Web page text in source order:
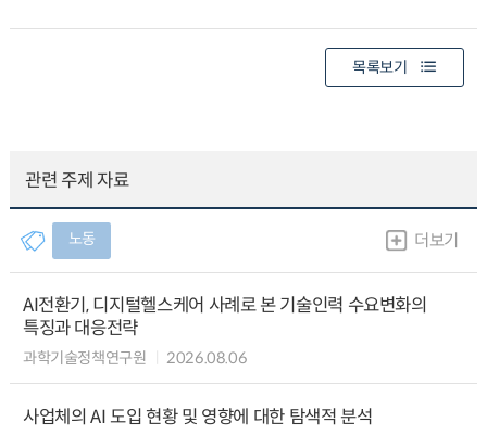
목록보기
관련 주제 자료
노동 더보기
AI전환기, 디지털헬스케어 사례로 본 기술인력 수요변화의
특징과 대응전략
과학기술정책연구원 2026.08.06
사업체의 AI 도입 현황 및 영향에 대한 탐색적 분석